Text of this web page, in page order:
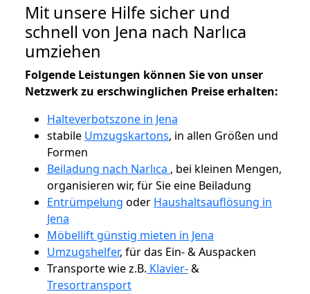
Mit unsere Hilfe sicher und
schnell von Jena nach Narlıca
umziehen
Folgende Leistungen können Sie von unser
Netzwerk zu erschwinglichen Preise erhalten:
Halteverbotszone in Jena
stabile Umzugskartons, in allen Größen und
Formen
Beiladung nach Narlıca , bei kleinen Mengen,
organisieren wir, für Sie eine Beiladung
Entrümpelung oder Haushaltsauflösung in
Jena
Möbellift günstig mieten in Jena
Umzugshelfer, für das Ein- & Auspacken
Transporte wie z.B. Klavier-&
Tresortransport